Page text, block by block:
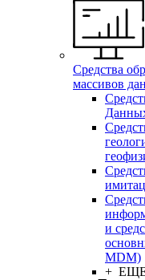
Средства
массивов
и
MDM)
+ ЕЩЕ